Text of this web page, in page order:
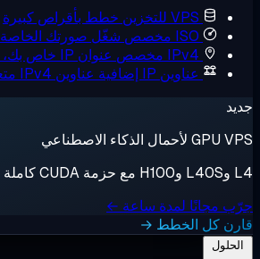
VPS للتخزين
خطط بأقراص كبيرة
ISO مخصص
شغّل صورتك الخاصة
IPv4 مخصص
عنوان IP خاص بك، غير مشترك
عناوين IP إضافية
عناوين IPv4 متعددة لكل خادم
جديد
GPU VPS لأحمال الذكاء الاصطناعي
L4 وL40S وH100 مع حزمة CUDA كاملة مثبتة مسبقًا. تشغيل، تدريب، إيقاف، فوترة بالثانية.
جرّب مجانًا لمدة ساعة ←
قارن كل الخطط →
الحلول